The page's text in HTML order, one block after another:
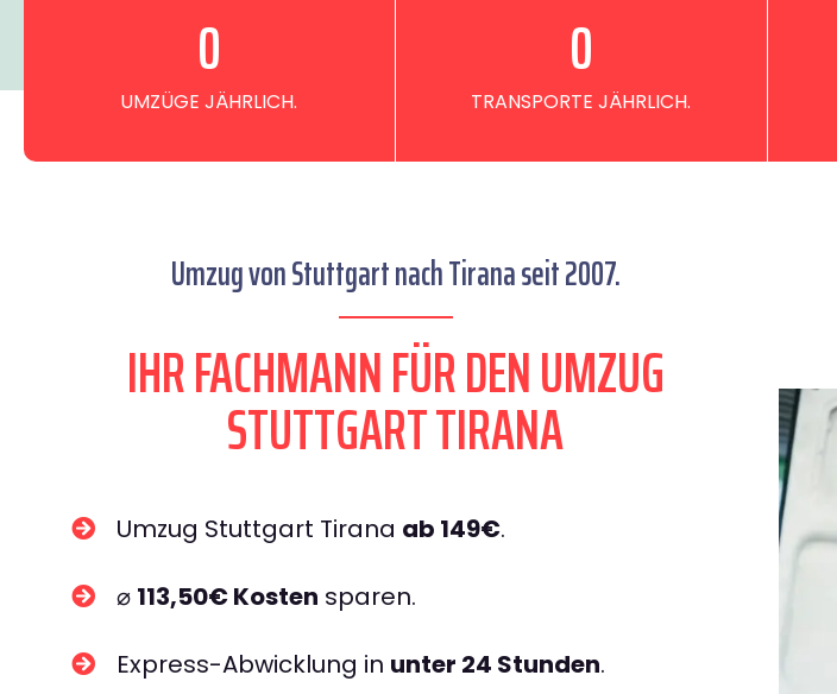
UMZÜGE JÄHRLICH.
0
TRANSPORTE JÄHRLICH.
0
Umzug von Stuttgart nach Tirana seit 2007.
IHR FACHMANN FÜR DEN UMZUG
STUTTGART TIRANA
Umzug Stuttgart Tirana ab 149€.
⌀ 113,50€ Kosten sparen.
Express-Abwicklung in unter 24 Stunden.